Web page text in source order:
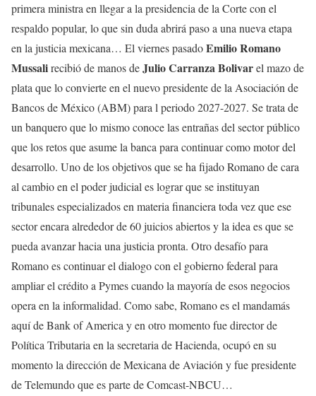
primera ministra en llegar a la presidencia de la Corte con el
respaldo popular, lo que sin duda abrirá paso a una nueva etapa
en la justicia mexicana… El viernes pasadoEmilio Romano
Mussalirecibió de manos deJulio Carranza Bolivarel mazo de
plata que lo convierte en el nuevo presidente de la Asociación de
Bancos de México (ABM) para l periodo 2027-2027. Se trata de
un banquero que lo mismo conoce las entrañas del sector público
que los retos que asume la banca para continuar como motor del
desarrollo. Uno de los objetivos que se ha fijado Romano de cara
al cambio en el poder judicial es lograr que se instituyan
tribunales especializados en materia financiera toda vez que ese
sector encara alrededor de 60 juicios abiertos y la idea es que se
pueda avanzar hacia una justicia pronta. Otro desafío para
Romano es continuar el dialogo con el gobierno federal para
ampliar el crédito a Pymes cuando la mayoría de esos negocios
opera en la informalidad. Como sabe, Romano es el mandamás
aquí de Bank of America y en otro momento fue director de
Política Tributaria en la secretaria de Hacienda, ocupó en su
momento la dirección de Mexicana de Aviación y fue presidente
de Telemundo que es parte de Comcast-NBCU…